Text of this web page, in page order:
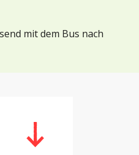
mit dem Bus nach